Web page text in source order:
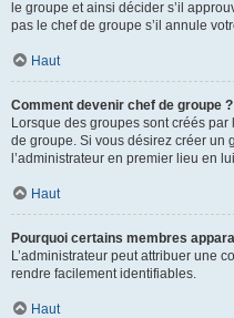
le groupe et ainsi décider s’il
pas le chef de groupe s’il annule
Haut
Comment devenir chef de groupe ?
Lorsque des groupes sont créés par
de groupe. Si vous désirez créer un
l’administrateur en premier lieu en
Haut
Pourquoi certains membres
L’administrateur peut attribuer une
rendre facilement identifiables.
Haut